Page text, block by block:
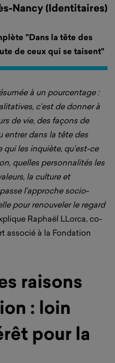
Nancy (Identitaires)
"Dans la tête des
de ceux qui se taisent"
à un pourcentage :
c’est de donner à
de vie, des façons de
entrer dans la tête des
les inquiète, qu’est-ce
quelles personnalités les
la culture et
l’approche socio-
pour renouveler le regard
Raphaël LLorca, co-
associé à la Fondation
raisons
: loin
pour la